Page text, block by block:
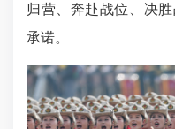
归营、奔赴战位、决
承诺。